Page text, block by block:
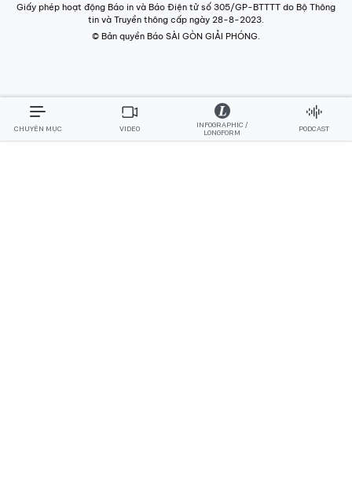
Giấy phép hoạt động Báo in và Báo Điện tử số 305/GP-BTTTT do Bộ Thông
tin và Truyền thông cấp ngày 28-8-2023.
© Bản quyền Báo SÀI GÒN GIẢI PHÓNG.
CHUYÊN MỤC VIDEO
INFOGRAPHIC /
LONGFORM
PODCAST